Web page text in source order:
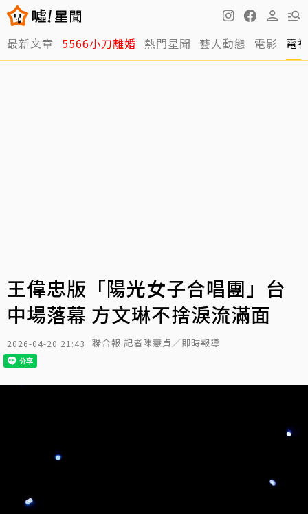
最新文章 5566小刀離婚 熱門星聞 藝人動態 電影 電
王偉忠版「陽光女子合唱團」台
中場落幕 方文琳不捨淚流滿面
2026-04-20 21:43 聯合報 記者陳慧貞／即時報導